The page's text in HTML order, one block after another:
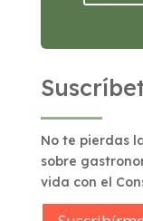
No te pierdas
sobre
vida con el